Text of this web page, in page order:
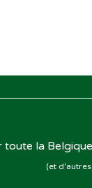
toute la
(et